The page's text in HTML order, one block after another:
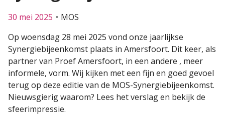
30 mei 2025
MOS
Op woensdag 28 mei 2025 vond onze jaarlijkse
Synergiebijeenkomst plaats in Amersfoort. Dit keer, als
partner van Proef Amersfoort, in een andere , meer
informele, vorm. Wij kijken met een fijn en goed gevoel
terug op deze editie van de MOS-Synergiebijeenkomst.
Nieuwsgierig waarom? Lees het verslag en bekijk de
sfeerimpressie.